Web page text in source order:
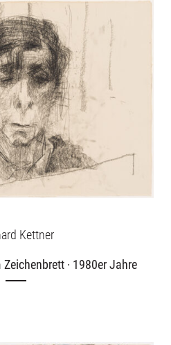
Angebote
uns
Kettner
· 1980er Jahre